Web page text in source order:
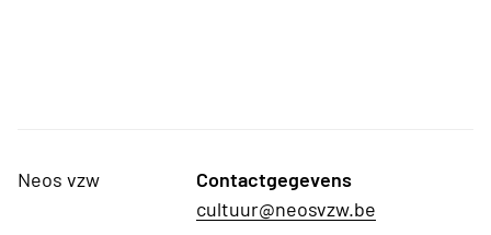
Neos vzw
Contactgegevens
cultuur@neosvzw.be